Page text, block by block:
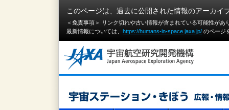
このページは、過去に公開された情報のアーカイ
＜免責事項＞ リンク切れや古い情報が含まれている可能性が
最新情報については、 https://humans-in-space.jaxa.jp/ のページ